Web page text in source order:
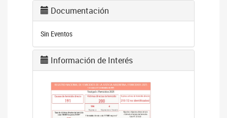
Documentación
Sin Eventos
Información de Interés